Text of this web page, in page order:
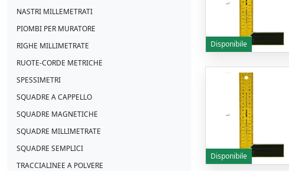
NASTRI MILLEMETRATI
PIOMBI PER MURATORE
RIGHE MILLIMETRATE
RUOTE-CORDE METRICHE
SPESSIMETRI
SQUADRE A CAPPELLO
SQUADRE MAGNETICHE
SQUADRE MILLIMETRATE
SQUADRE SEMPLICI
TRACCIALINEE A POLVERE
Disponibile
Disponibile